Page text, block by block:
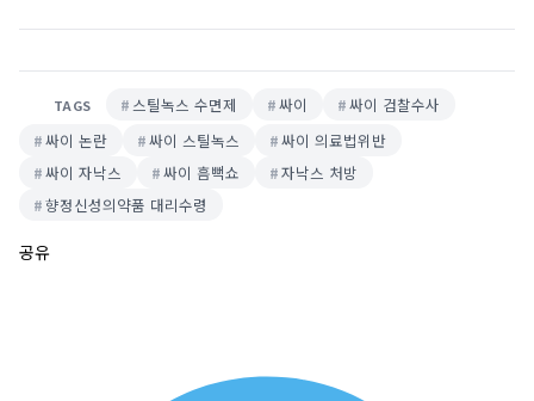
TAGS 스틸녹스 수면제 싸이
싸이 검찰수사
싸이 논란
싸이 스틸녹스
싸이 의료법위반
싸이 자낙스
싸이 흠뻑쇼
자낙스 처방
향정신성의약품 대리수령
공유